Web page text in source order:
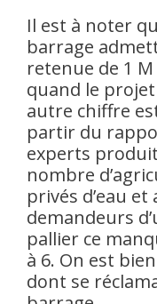
Il est à noter
barrage
retenue de 1
quand le
autre chiffre
partir du
experts produit
nombre
privés d’eau
demandeurs
pallier ce
à 6. On est
dont se